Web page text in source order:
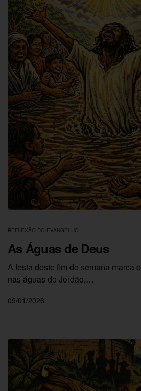
REFLEXÃO DO EVANGELHO
As Águas de Deus
A festa deste fim de semana marca
nas águas do Jordão,…
09/01/2026